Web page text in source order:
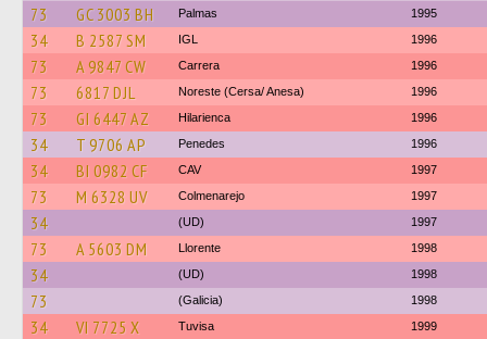
73 GC 3003 BH Palmas 1995
34 B 2587 SM IGL 1996
73 A 9847 CW Carrera 1996
73 6817 DJL Noreste (Cersa/ Anesa) 1996
73 GI 6447 AZ Hilarienca 1996
34 T 9706 AP Penedes 1996
34 BI 0982 CF CAV 1997
73 M 6328 UV Colmenarejo 1997
34 (UD) 1997
73 A 5603 DM Llorente 1998
34 (UD) 1998
73 (Galicia) 1998
34 VI 7725 X Tuvisa 1999